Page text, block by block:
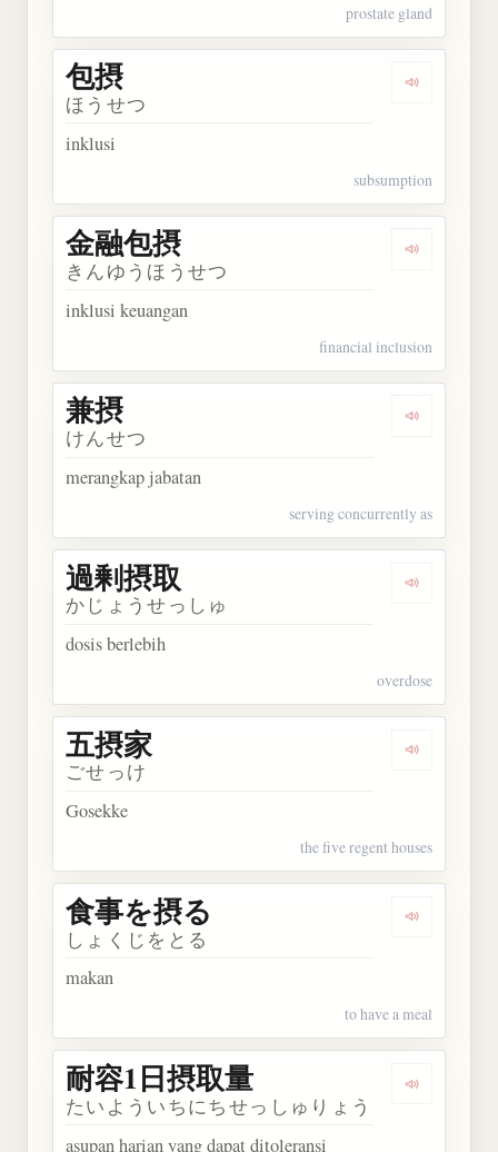
prostate gland
Dengarkan
包摂
ほうせつ
inklusi
subsumption
Dengarkan
金融包摂
きんゆうほうせつ
inklusi keuangan
financial inclusion
Dengarkan
兼摂
けんせつ
merangkap jabatan
serving concurrently as
Dengarkan
過剰摂取
かじょうせっしゅ
dosis berlebih
overdose
Dengarkan
五摂家
ごせっけ
Gosekke
the five regent houses
Dengarkan
食事を摂る
しょくじをとる
makan
to have a meal
Dengarkan
耐容1日摂取量
たいよういちにちせっしゅりょう
asupan harian yang dapat ditoleransi